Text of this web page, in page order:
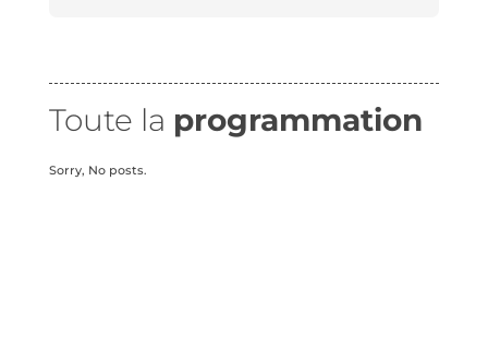
Toute la programmation
Sorry, No posts.